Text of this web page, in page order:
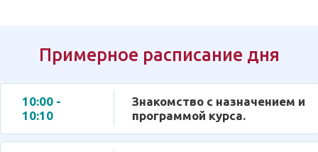
Примерное расписание дня
10:00 -
10:10
Знакомство с назначением и
программой курса.